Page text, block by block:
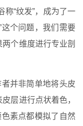
“纹发”，成为了一
个问题，我们需要
个维度进行专业剖
并非简单地将头皮
层进行点状着色，
素点都模拟了自然